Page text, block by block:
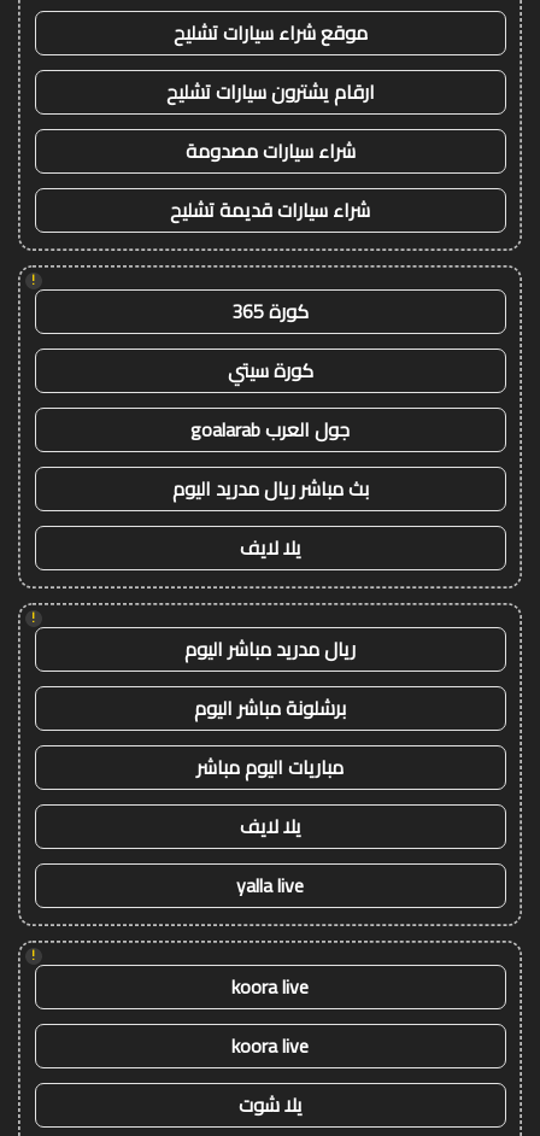
موقع شراء سيارات تشليح
ارقام يشترون سيارات تشليح
شراء سيارات مصدومة
شراء سيارات قديمة تشليح
!
كورة 365
كورة سيتي
جول العرب goalarab
بث مباشر ريال مدريد اليوم
يلا لايف
!
ريال مدريد مباشر اليوم
برشلونة مباشر اليوم
مباريات اليوم مباشر
يلا لايف
yalla live
!
koora live
koora live
يلا شوت